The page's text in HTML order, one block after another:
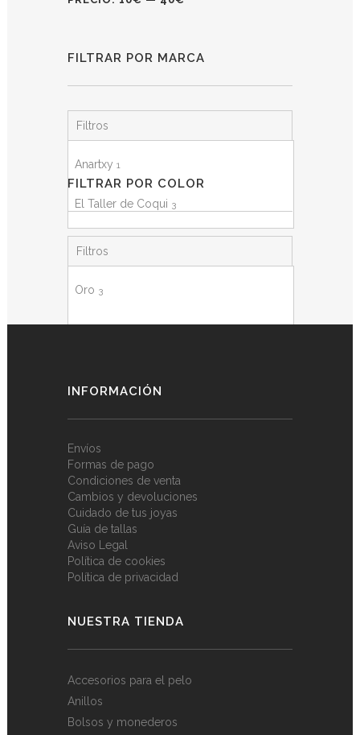
FILTRAR POR MARCA
Filtros
Anartxy 1
El Taller de Coqui 3
FILTRAR POR COLOR
Filtros
Oro 3
INFORMACIÓN
Envíos
Formas de pago
Condiciones de venta
Cambios y devoluciones
Cuidado de tus joyas
Guía de tallas
Aviso Legal
Política de cookies
Política de privacidad
NUESTRA TIENDA
Accesorios para el pelo
Anillos
Bolsos y monederos